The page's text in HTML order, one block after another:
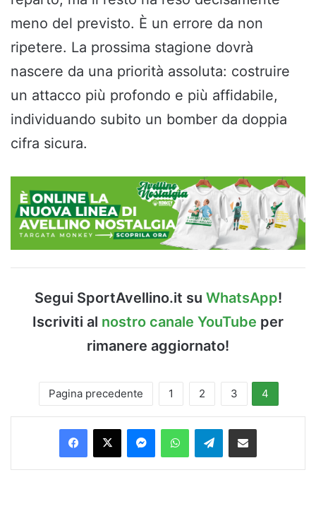
meno del previsto. È un errore da non
ripetere. La prossima stagione dovrà
nascere da una priorità assoluta: costruire
un attacco più profondo e più affidabile,
individuando subito un bomber da doppia
cifra sicura.
Segui SportAvellino.it su WhatsApp!
Iscriviti al nostro canale YouTube per
rimanere aggiornato!
Pagina precedente 1 2 3 4
Facebook
X MessengerWhatsAppTelegramCondividi via Email